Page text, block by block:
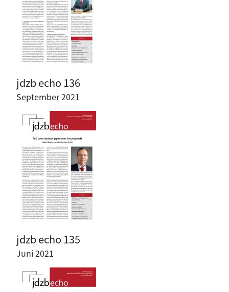
jdzb echo 136
September 2021
jdzb echo 135
Juni 2021